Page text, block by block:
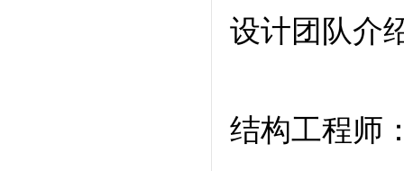
设计团队介
结构工程师